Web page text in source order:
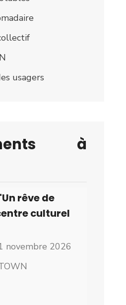
usagers
à
rêve de
culturel
novembre 2026